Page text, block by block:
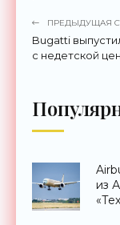
ПРЕДЫДУЩАЯ
Bugatti
с недетской
из